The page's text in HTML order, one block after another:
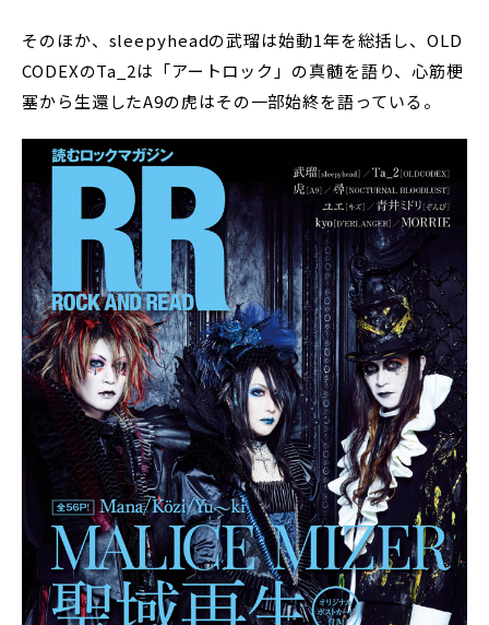
そのほか、sleepyheadの武瑠は始動1年を総括し、OLD
CODEXのTa_2は「アートロック」の真髄を語り、心筋梗
塞から生還したA9の虎はその一部始終を語っている。